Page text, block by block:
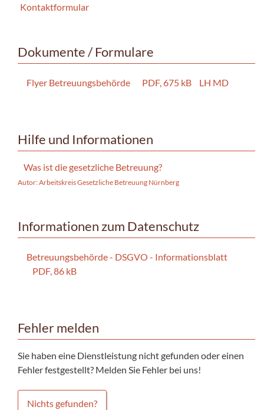
Kontaktformular
Dokumente / Formulare
Flyer Betreuungsbehörde PDF, 675 kB LH MD
Hilfe und Informationen
Was ist die gesetzliche Betreuung?
Autor: Arbeitskreis Gesetzliche Betreuung Nürnberg
Informationen zum Datenschutz
Betreuungsbehörde - DSGVO - Informationsblatt
PDF, 86 kB
Fehler melden
Sie haben eine Dienstleistung nicht gefunden oder einen
Fehler festgestellt? Melden Sie Fehler bei uns!
Nichts gefunden?